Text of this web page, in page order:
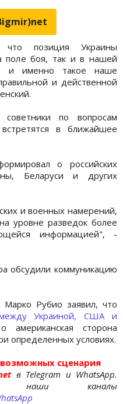
позиция Украины
поле боя, так и в нашей
и именно такое наше
и действенной
по вопросам
в ближайшее
о российских
Беларуси и других
и военных намерений,
уровне разведок более
информацией", -
обсудили коммуникацию
Рубио заявил, что
между Украиной, США и
американская сторона
определенных условиях.
возможных сценария
в Telegram и WhatsApp.
наши каналы